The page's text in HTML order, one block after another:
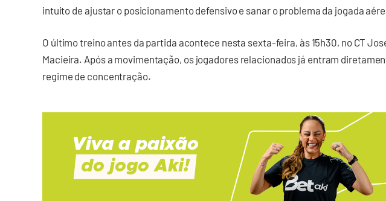
intuito de ajustar o posicionamento defensivo e sanar o problema da jogada
O último treino antes da partida acontece nesta sexta-feira, às 15h30, no CT
Macieira. Após a movimentação, os jogadores relacionados já entram
regime de concentração.